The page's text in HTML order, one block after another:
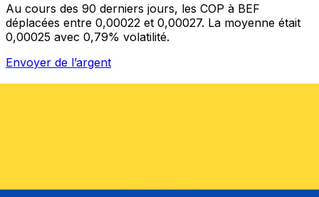
Au cours des 90 derniers jours, les COP à BEF
déplacées entre 0,00022 et 0,00027. La moyenne était
0,00025 avec 0,79% volatilité.
Envoyer de l’argent
l'argent à l'étranger sans frais cachés. Téléchargez